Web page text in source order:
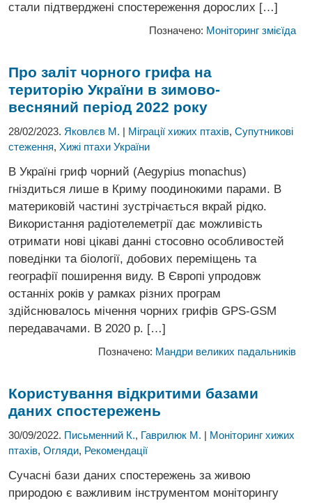
стали підтверджені спостереження дорослих […]
Позначено: Моніторинг змієїда
Про заліт чорного грифа на
територію України в зимово-
весняний період 2022 року
28/02/2023. Яковлєв М. | Міграції хижих птахів, Супутникові
стеження, Хижі птахи України
В Україні гриф чорний (Aegypius monachus)
гніздиться лише в Криму поодинокими парами. В
материковій частині зустрічається вкрай рідко.
Використання радіотелеметрії дає можливість
отримати нові цікаві данні стосовно особливостей
поведінки та біології, добових переміщень та
географії поширення виду. В Європі упродовж
останніх років у рамках різних програм
здійснювалось мічення чорних грифів GPS-GSM
передавачами. В 2020 р. […]
Позначено: Мандри великих падальників
Користування відкритими базами
даних спостережень
30/09/2022. Письменний К., Гаврилюк М. | Моніторинг хижих
птахів, Огляди, Рекомендації
Сучасні бази даних спостережень за живою
природою є важливим інструментом моніторингу